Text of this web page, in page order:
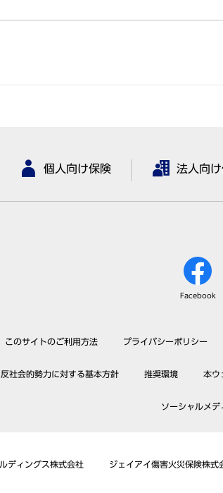
個人向け保険 法人向
Facebook
このサイトのご利用方法 プライバシーポリシー
反社会的勢力に対する基本方針 推奨環境 本ウ
ソーシャルメデ
ディングス株式会社 ジェイアイ傷害火災保険株式